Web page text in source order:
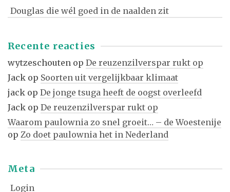
Douglas die wél goed in de naalden zit
Recente reacties
wytzeschouten op De reuzenzilverspar rukt op
Jack op Soorten uit vergelijkbaar klimaat
jack op De jonge tsuga heeft de oogst overleefd
Jack op De reuzenzilverspar rukt op
Waarom paulownia zo snel groeit… – de Woestenije
op Zo doet paulownia het in Nederland
Meta
Login